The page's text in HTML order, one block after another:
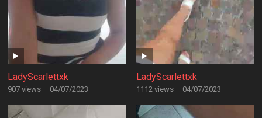
LadyScarlettxk
907 views · 04/07/2023
LadyScarlettxk
1112 views · 04/07/2023